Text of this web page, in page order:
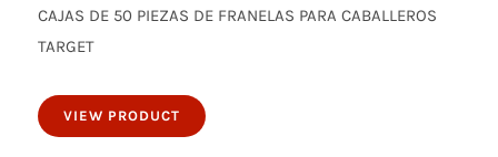
50 piezas de franelas para caballeros
CAJAS DE 50 PIEZAS DE FRANELAS PARA CABALLEROS
TARGET
VIEW PRODUCT